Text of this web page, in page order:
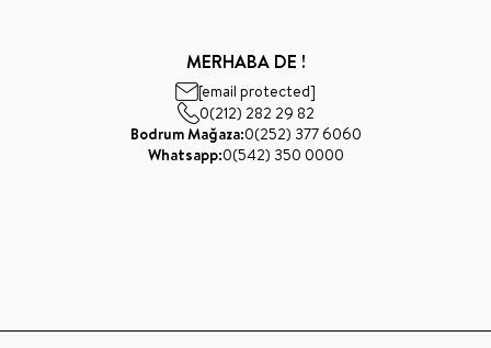
MERHABA DE !
[email protected]
0(212) 282 29 82
Bodrum Mağaza:0(252) 377 6060
Whatsapp:0(542) 350 0000